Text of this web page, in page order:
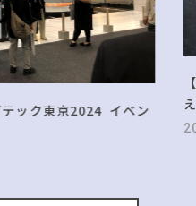
ック東京2024 イベン